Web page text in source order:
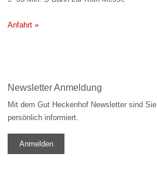
Anfahrt »
Newsletter Anmeldung
Mit dem Gut Heckenhof Newsletter sind
persönlich informiert.
Anmelden